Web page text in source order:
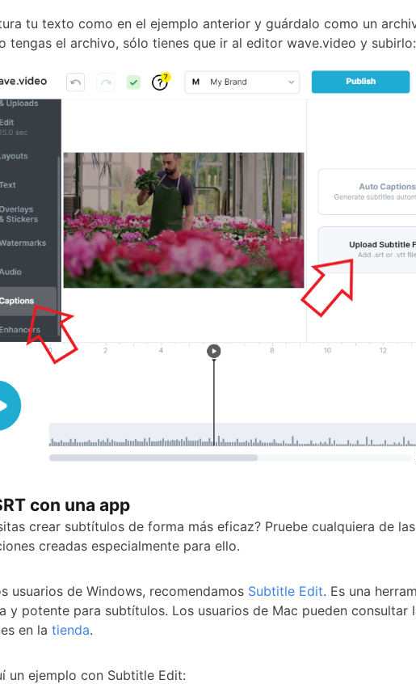
tu texto como en el ejemplo anterior y guárdalo como un
tengas el archivo, sólo tienes que ir al editor wave.video y subirlo:
con una app
crear subtítulos de forma más eficaz? Pruebe cualquiera de las
creadas especialmente para ello.
usuarios de Windows, recomendamos Subtitle Edit. Es una
y potente para subtítulos. Los usuarios de Mac pueden consultar
en la tienda.
un ejemplo con Subtitle Edit: